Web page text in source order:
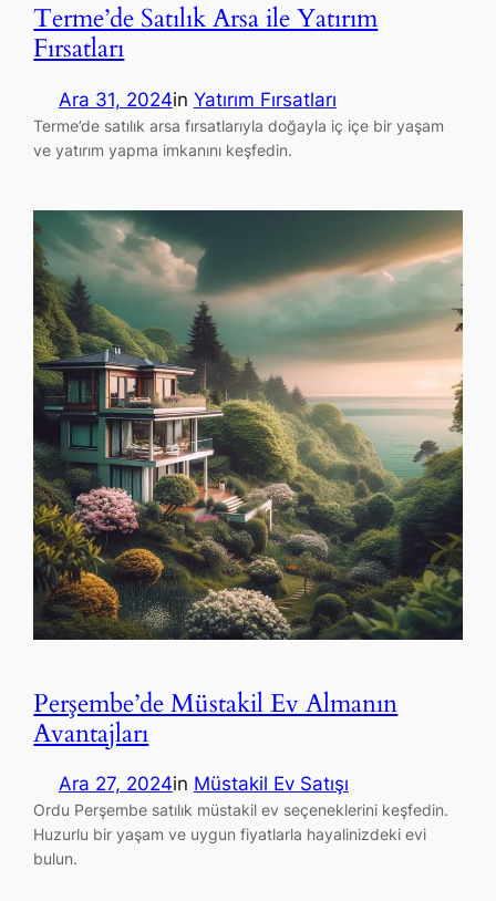
Terme’de Satılık Arsa ile Yatırım
Fırsatları
Ara 31, 2024in Yatırım Fırsatları
Terme’de satılık arsa fırsatlarıyla doğayla iç içe bir yaşam
ve yatırım yapma imkanını keşfedin.
Perşembe’de Müstakil Ev Almanın
Avantajları
Ara 27, 2024in Müstakil Ev Satışı
Ordu Perşembe satılık müstakil ev seçeneklerini keşfedin.
Huzurlu bir yaşam ve uygun fiyatlarla hayalinizdeki evi
bulun.